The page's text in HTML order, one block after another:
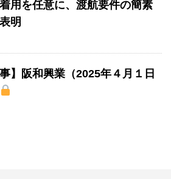
用を任意に、渡航要件の簡素
明
事】阪和興業（2025年４月１日